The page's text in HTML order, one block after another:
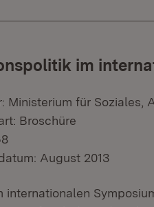
im
Ministerium für Soziales,
Broschüre
August 2013
internationalen